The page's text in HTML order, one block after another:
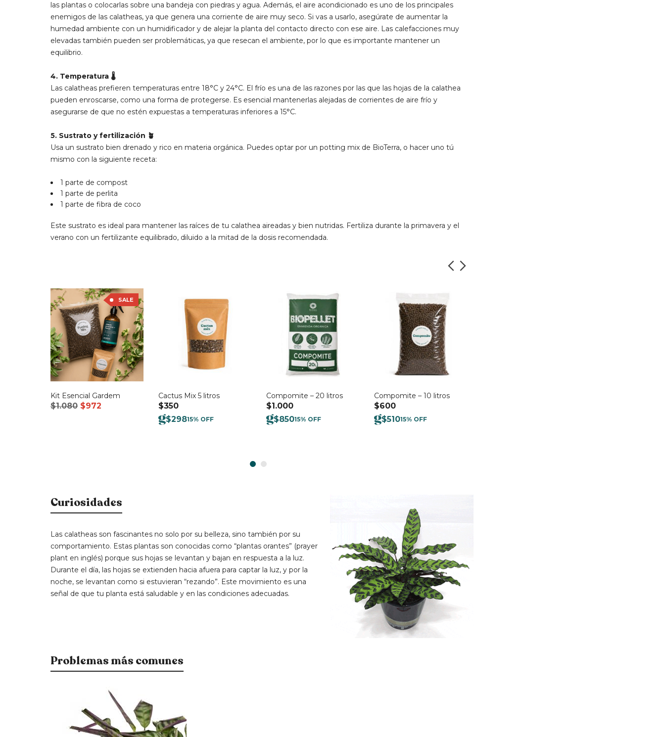
las plantas o colocarlas sobre una bandeja con piedras y agua. Además, el aire acondicionado es uno de los principales
enemigos de las calatheas, ya que genera una corriente de aire muy seco. Si vas a usarlo, asegúrate de aumentar la
humedad ambiente con un humidificador y de alejar la planta del contacto directo con ese aire. Las calefacciones muy
elevadas también pueden ser problemáticas, ya que resecan el ambiente, por lo que es importante mantener un
equilibrio.
4. Temperatura 🌡
Las calatheas prefieren temperaturas entre 18°C y 24°C. El frío es una de las razones por las que las hojas de la calathea
pueden enroscarse, como una forma de protegerse. Es esencial mantenerlas alejadas de corrientes de aire frío y
asegurarse de que no estén expuestas a temperaturas inferiores a 15°C.
5. Sustrato y fertilización 🪴
Usa un sustrato bien drenado y rico en materia orgánica. Puedes optar por un potting mix de BioTerra, o hacer uno tú
mismo con la siguiente receta:
1 parte de compost
1 parte de perlita
1 parte de fibra de coco
Este sustrato es ideal para mantener las raíces de tu calathea aireadas y bien nutridas. Fertiliza durante la primavera y el
verano con un fertilizante equilibrado, diluido a la mitad de la dosis recomendada.
SALE
Kit Esencial Gardem
$1.080 El
$972
Cactus Mix 5 litros
$350
$29815% OFF
Compomite – 20 litros
$1.000
$85015% OFF
Compomite – 10 litros
$600
$51015% OFF
Curiosidades
Las calatheas son fascinantes no solo por su belleza, sino también por su
comportamiento. Estas plantas son conocidas como “plantas orantes” (prayer
plant en inglés) porque sus hojas se levantan y bajan en respuesta a la luz.
Durante el día, las hojas se extienden hacia afuera para captar la luz, y por la
noche, se levantan como si estuvieran “rezando”. Este movimiento es una
señal de que tu planta está saludable y en las condiciones adecuadas.
Problemas más comunes